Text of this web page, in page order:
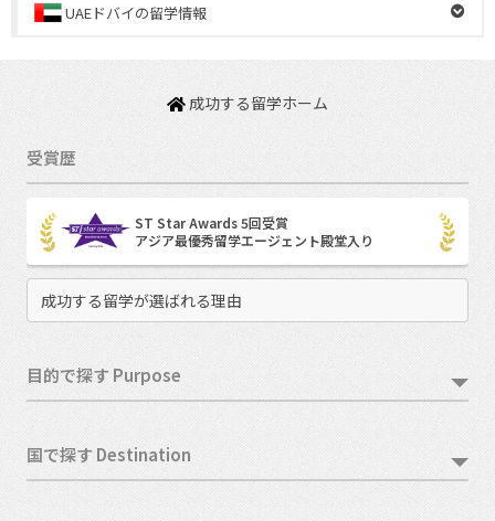
UAEドバイの留学情報
成功する留学ホーム
受賞歴
ST Star Awards 5回受賞
アジア最優秀留学エージェント殿堂入り
成功する留学が選ばれる理由
目的で探す Purpose
国で探す Destination